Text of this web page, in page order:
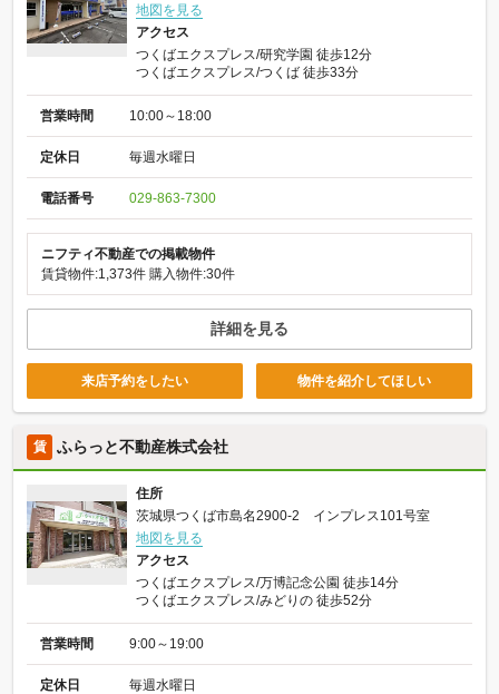
地図を見る
アクセス
つくばエクスプレス/研究学園 徒歩12分
つくばエクスプレス/つくば 徒歩33分
営業時間 10:00～18:00
定休日 毎週水曜日
電話番号 029-863-7300
ニフティ不動産での掲載物件
賃貸物件:1,373件 購入物件:30件
詳細を見る
来店予約をしたい 物件を紹介してほしい
賃 ふらっと不動産株式会社
住所
茨城県つくば市島名2900-2 インプレス101号室
地図を見る
アクセス
つくばエクスプレス/万博記念公園 徒歩14分
つくばエクスプレス/みどりの 徒歩52分
営業時間 9:00～19:00
定休日 毎週水曜日